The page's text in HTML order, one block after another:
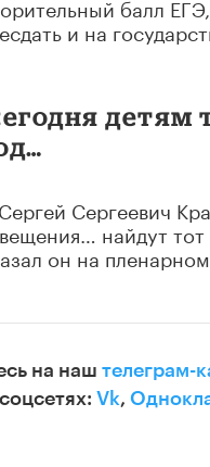
балл
и на
детям
Сергеевич
найдут
он на пленарном
на наш телеграм-
Vk,